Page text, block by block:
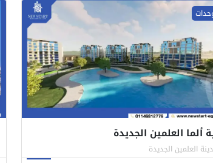
ألما العلمين الجديدة
العلمين الجديدة